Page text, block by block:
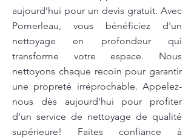
aujourd’hui pour un devis gratuit. Avec
Pomerleau, vous bénéficiez d'un
nettoyage en profondeur qui
transforme votre espace. Nous
nettoyons chaque recoin pour garantir
une propreté irréprochable. Appelez-
nous dès aujourd'hui pour profiter
d'un service de nettoyage de qualité
supérieure! Faites confiance à